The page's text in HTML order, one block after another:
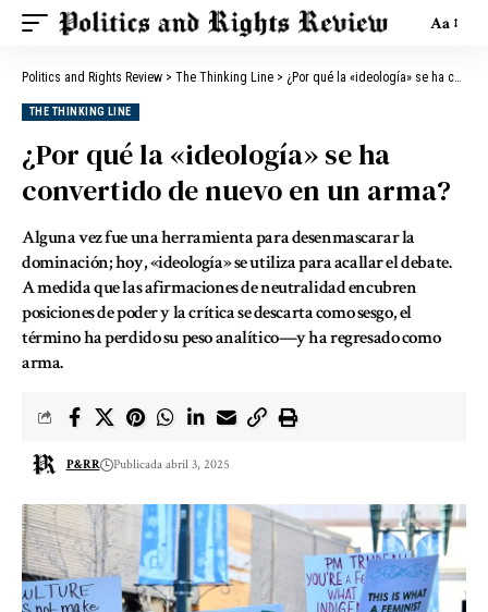
Aa
Politics and Rights Review > The Thinking Line > ¿Por qué la «ideología» se ha convertido de nuevo en un arma?
THE THINKING LINE
¿Por qué la «ideología» se ha
convertido de nuevo en un arma?
Alguna vez fue una herramienta para desenmascarar la
dominación; hoy, «ideología» se utiliza para acallar el debate.
A medida que las afirmaciones de neutralidad encubren
posiciones de poder y la crítica se descarta como sesgo, el
término ha perdido su peso analítico—y ha regresado como
arma.
P&RR Publicada abril 3, 2025